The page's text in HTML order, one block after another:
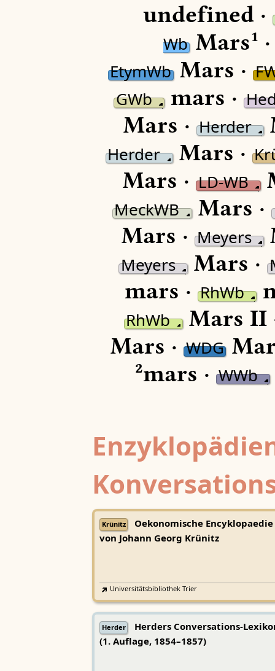
undefined ·
WbMars¹
EtymWbMars ·
GWb mars ·
Mars ·Herder
Herder Mars ·
Mars ·LD-WB
MeckWB Mars ·
Mars ·Meyers
Meyers Mars ·
mars ·RhWb
RhWb Mars II
Mars ·WDG
²mars ·WWb
Krünitz
Oekonomische Encyklopaedie
von Johann Georg Krünitz
Universitätsbibliothek Trier
Herder
Herders Conversations-
(1. Auflage, 1854–1857)